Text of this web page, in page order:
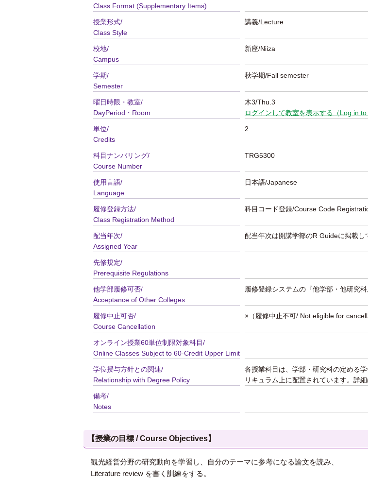
Class Format (Supplementary Items)
授業形式/
Class Style
講義/Lecture
校地/
Campus
新座/Niiza
学期/
Semester
秋学期/Fall semester
曜日時限・教室/
DayPeriod・Room
木3/Thu.3
ログインして教室を表示する（Log in to
単位/
Credits
2
科目ナンバリング/
Course Number
TRG5300
使用言語/
Language
日本語/Japanese
履修登録方法/
Class Registration Method
科目コード登録/Course Code
配当年次/
Assigned Year
配当年次は開講学部のR Guideに掲載し
先修規定/
Prerequisite Regulations
他学部履修可否/
Acceptance of Other Colleges
履修登録システムの『他学部・他研究
履修中止可否/
Course Cancellation
×（履修中止不可/ Not eligible for
オンライン授業60単位制限対象科目/
Online Classes Subject to 60-Credit Upper Limit
学位授与方針との関連/
Relationship with Degree Policy
各授業科目は、学部・研究科の定める
リキュラム上に配置されています。詳
備考/
Notes
【授業の目標 / Course Objectives】
観光経営分野の研究動向を学習し、自分のテーマに参考になる論文を読み、
Literature review を書く訓練をする。